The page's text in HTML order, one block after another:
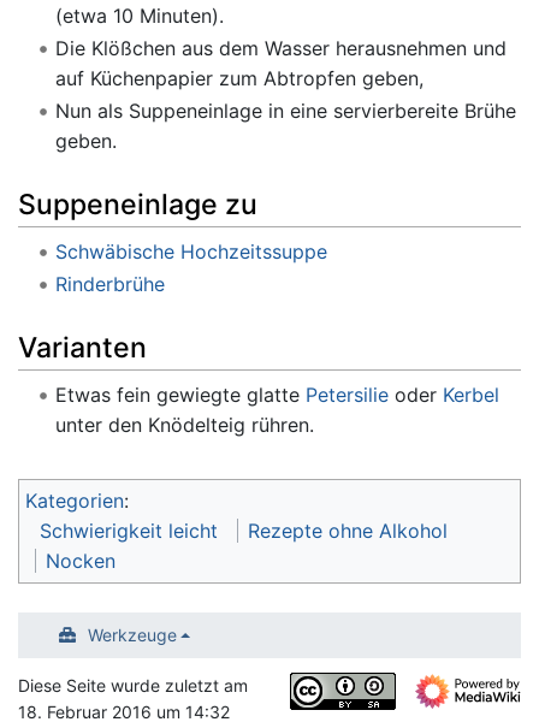
(etwa 10 Minuten).
Die Klößchen aus dem Wasser herausnehmen und
auf Küchenpapier zum Abtropfen geben,
Nun als Suppeneinlage in eine servierbereite Brühe
geben.
Suppeneinlage zu
Schwäbische Hochzeitssuppe
Rinderbrühe
Varianten
Etwas fein gewiegte glatte Petersilieoder Kerbel
unter den Knödelteig rühren.
Kategorien:
Schwierigkeit leicht
Rezepte ohne Alkohol
Nocken
Werkzeuge
Diese Seite wurde zuletzt am
18. Februar 2016 um 14:32